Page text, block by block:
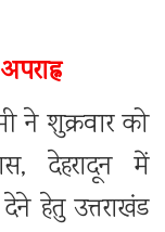
ने शुक्रवार को
देहरादून में
हेतु उत्तराखंड